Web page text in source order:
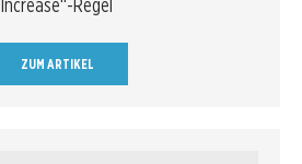
Increase“-Regel
ZUM ARTIKEL